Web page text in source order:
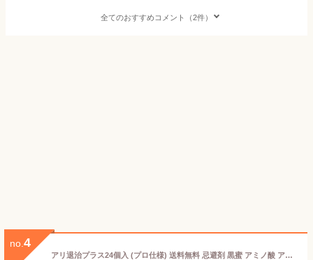
全てのおすすめコメント（2件）
no. 4
アリ退治プラス24個入 (プロ仕様) 送料無料 忌避剤 黒蜜 アミノ酸 アリの巣 蟻 半なまタイプ 誘引剤 ハウス型 退治 害虫 駆除 殺虫剤 業務用 プロ用 アリ対策 アリ退治 アリ駆除 あり アリ忌避 あり 蟻 殺虫剤